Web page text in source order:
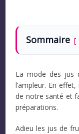
Sommaire
La mode des jus
l’ampleur. En
de notre santé et
préparations.
Adieu les jus de